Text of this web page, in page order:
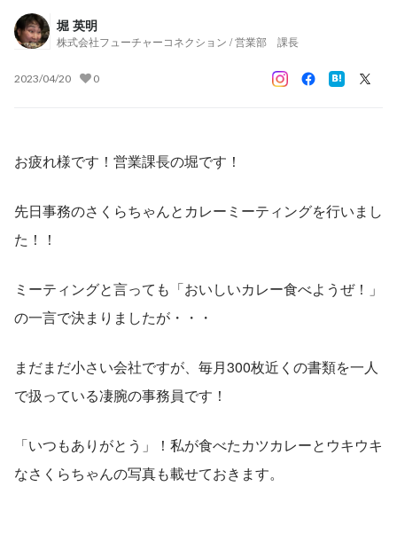
堀 英明
株式会社フューチャーコネクション / 営業部 課長
2023/04/20 0
お疲れ様です！営業課長の堀です！
先日事務のさくらちゃんとカレーミーティングを行いまし
た！！
ミーティングと言っても「おいしいカレー食べようぜ！」
の一言で決まりましたが・・・
まだまだ小さい会社ですが、毎月300枚近くの書類を一人
で扱っている凄腕の事務員です！
「いつもありがとう」！私が食べたカツカレーとウキウキ
なさくらちゃんの写真も載せておきます。